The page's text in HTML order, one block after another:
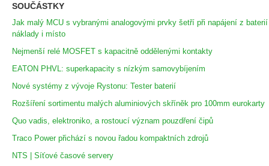
SOUČÁSTKY
Jak malý MCU s vybranými analogovými prvky šetří při napájení z baterií
náklady i místo
Nejmenší relé MOSFET s kapacitně oddělenými kontakty
EATON PHVL: superkapacity s nízkým samovybíjením
Nové systémy z vývoje Rystonu: Tester baterií
Rozšíření sortimentu malých aluminiových skříněk pro 100mm eurokarty
Quo vadis, elektroniko, a rostoucí význam pouzdření čipů
Traco Power přichází s novou řadou kompaktních zdrojů
NTS | Síťové časové servery